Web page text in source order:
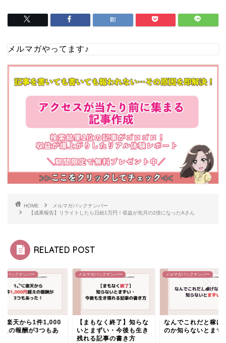
メルマガやってます♪
HOME
メルマガバックナンバー
【成果報告】リライトしたら日給1万円！収益が先月の2倍になったAさん
RELATED POST
ガバックナンバー
楽天から1件1,000
えの報酬が3つもあ
メルマガバックナンバー
【まもなく終了】知らな
いとまずい・今後も生き
残れる記事の書き方
メルマガバックナンバー
なんでこれだと稼げ
のか知らないとまず